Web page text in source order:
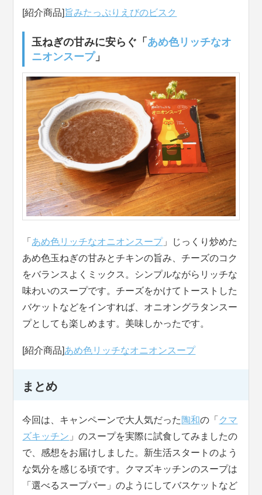
[紹介商品] 旨みたっぷりえびのビスク
玉ねぎの甘みに安らぐ「 あめ色リッチなオ
ニオンスープ」
「 あめ色リッチなオニオンスープ」じっくり炒めた
あめ色玉ねぎの甘みとチキンの旨み、チーズのコク
をバランスよくミックス。シンプルながらリッチな
味わいのスープです。チーズをかけてトーストした
バケットなどをインすれば、オニオングラタンスー
プとしても楽しめます。美味しかったです。
[紹介商品]あめ色リッチなオニオンスープ
まとめ
今回は、キャンペーンで大人気だった 陶和の「 クマ
ズキッチン 」のスープを実際に試食してみましたの
で、感想をお届けしました。新生活スタートのよう
な気分を感じる頃です。クマズキッチンのスープは
「選べるスープバー」のようにしてバスケットなど